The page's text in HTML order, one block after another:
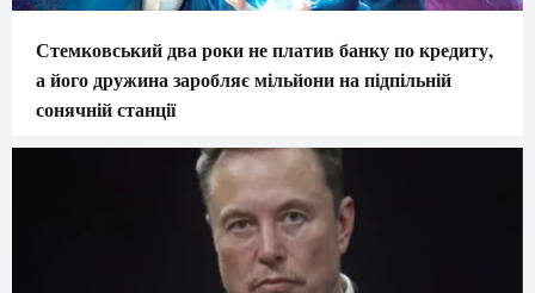
Стемковський два роки не платив банку по кредиту,
а його дружина заробляє мільйони на підпільній
сонячній станції